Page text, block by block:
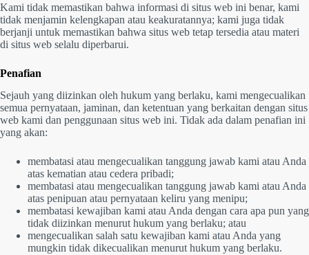
Kami tidak memastikan bahwa informasi di situs web ini benar, kami
tidak menjamin kelengkapan atau keakuratannya; kami juga tidak
berjanji untuk memastikan bahwa situs web tetap tersedia atau materi
di situs web selalu diperbarui.
Penafian
Sejauh yang diizinkan oleh hukum yang berlaku, kami mengecualikan
semua pernyataan, jaminan, dan ketentuan yang berkaitan dengan situs
web kami dan penggunaan situs web ini. Tidak ada dalam penafian ini
yang akan:
membatasi atau mengecualikan tanggung jawab kami atau Anda
atas kematian atau cedera pribadi;
membatasi atau mengecualikan tanggung jawab kami atau Anda
atas penipuan atau pernyataan keliru yang menipu;
membatasi kewajiban kami atau Anda dengan cara apa pun yang
tidak diizinkan menurut hukum yang berlaku; atau
mengecualikan salah satu kewajiban kami atau Anda yang
mungkin tidak dikecualikan menurut hukum yang berlaku.